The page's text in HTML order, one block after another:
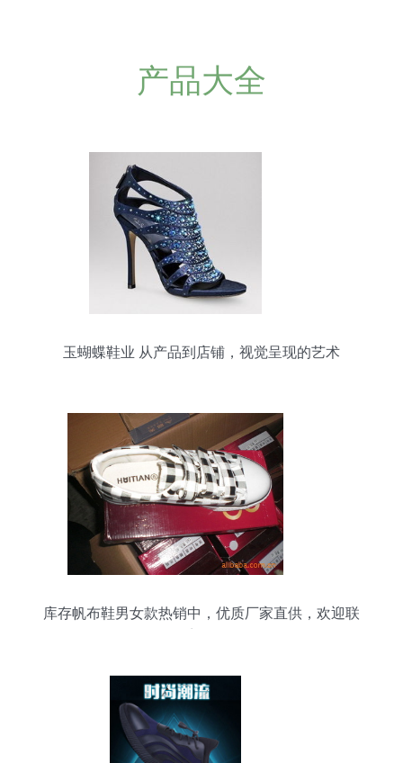
产品大全
玉蝴蝶鞋业 从产品到店铺，视觉呈现的艺术
库存帆布鞋男女款热销中，优质厂家直供，欢迎联